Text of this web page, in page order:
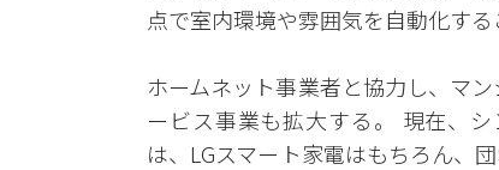
点で室内環境や雰囲気を自動化する
ホームネット事業者と協力し、マ
ービス事業も拡大する。 現在、
は、LGスマート家電はもちろん、